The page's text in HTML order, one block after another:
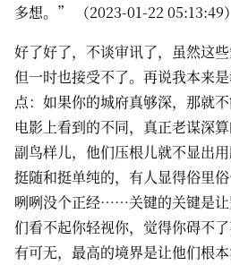
多想。” （2023-01-22 05:13:49）
好了好了，不谈审讯了，虽然这些
但一时也接受不了。再说我本来
点：如果你的城府真够深，那就
电影上看到的不同，真正老谋深
副鸟样儿，他们压根儿就不显出
挺随和挺单纯的，有人显得俗里
咧咧没个正经……关键的关键是让
们看不起你轻视你，觉得你碍不
有可无，最高的境界是让他们根